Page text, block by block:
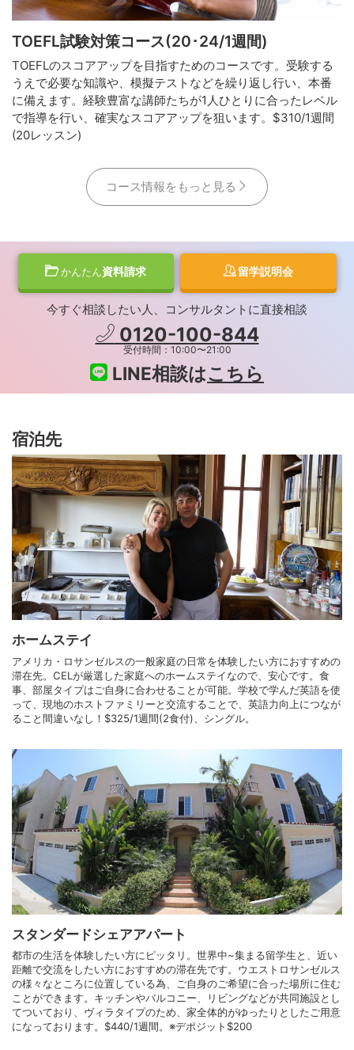
TOEFL試験対策コース(20･24/1週間)
TOEFLのスコアアップを目指すためのコースです。受験する
うえで必要な知識や、模擬テストなどを繰り返し行い、本番
に備えます。経験豊富な講師たちが1人ひとりに合ったレベル
で指導を行い、確実なスコアアップを狙います。$310/1週間
(20レッスン)
コース情報をもっと見る
かんたん資料請求 留学説明会
今すぐ相談したい人、コンサルタントに直接相談
0120-100-844
受付時間：10:00〜21:00
LINE相談はこちら
宿泊先
ホームステイ
アメリカ・ロサンゼルスの一般家庭の日常を体験したい方におすすめの
滞在先。CELが厳選した家庭へのホームステイなので、安心です。食
事、部屋タイプはご自身に合わせることが可能。学校で学んだ英語を使
って、現地のホストファミリーと交流することで、英語力向上につなが
ること間違いなし！$325/1週間(2食付)、シングル。
スタンダードシェアアパート
都市の生活を体験したい方にピッタリ。世界中~集まる留学生と、近い
距離で交流をしたい方におすすめの滞在先です。ウエストロサンゼルス
の様々なところに位置している為、ご自身のご希望に合った場所に住む
ことができます。キッチンやバルコニー、リビングなどが共同施設とし
てついており、ヴィラタイプのため、家全体的がゆったりとしたご用意
になっております。$440/1週間。※デポジット$200